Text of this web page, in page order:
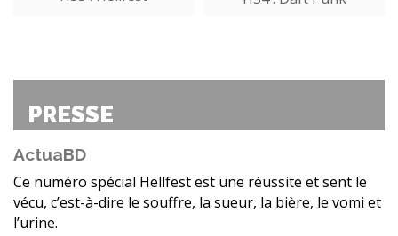
PRESSE
ActuaBD
Ce numéro spécial Hellfest est une réussite et sent le
vécu, c’est-à-dire le souffre, la sueur, la bière, le vomi et
l’urine.